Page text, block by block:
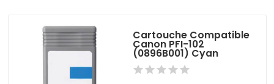
Cartouche Compatible
Canon PFI-102
(0896B001) Cyan